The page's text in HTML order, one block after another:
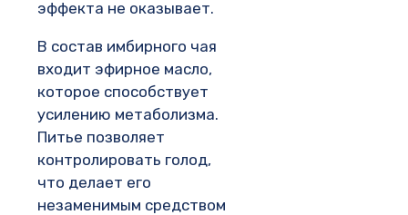
эффекта не оказывает.
В состав имбирного чая
входит эфирное масло,
которое способствует
усилению метаболизма.
Питье позволяет
контролировать голод,
что делает его
незаменимым средством